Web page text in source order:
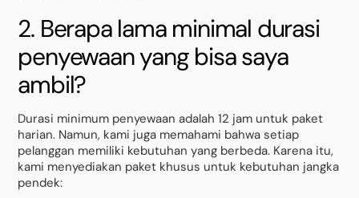
2. Berapa lama minimal durasi
penyewaan yang bisa saya
ambil?
Durasi minimum penyewaan adalah 12 jam untuk paket
harian. Namun, kami juga memahami bahwa setiap
pelanggan memiliki kebutuhan yang berbeda. Karena itu,
kami menyediakan paket khusus untuk kebutuhan jangka
pendek: